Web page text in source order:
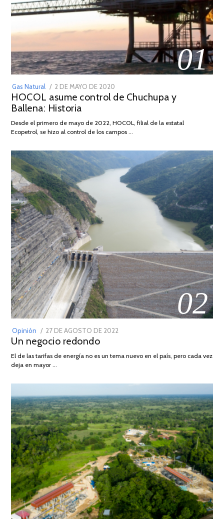
01
Gas Natural
POSTED
ON
2 DE MAYO DE 2020
DE
2026
HOCOL asume control de Chuchupa y
Ballena: Historia
Desde el primero de mayo de 2022, HOCOL, filial de la estatal
Ecopetrol, se hizo al control de los campos …
02
Opinión
POSTED
ON
27 DE AGOSTO DE 2022
DE
Un negocio redondo
El de las tarifas de energía no es un tema nuevo en el país, pero cada vez
deja en mayor …